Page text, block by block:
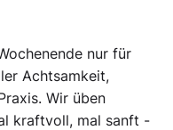
nur für
Achtsamkeit,
Wir üben
kraftvoll, mal sanft -